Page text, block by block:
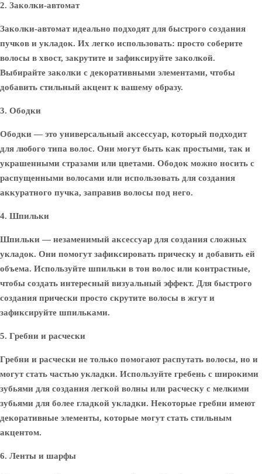
2. Заколки-автомат
Заколки-автомат идеально подходят для быстрого создания
пучков и укладок. Их легко использовать: просто соберите
волосы в хвост, закрутите и зафиксируйте заколкой.
Выбирайте заколки с декоративными элементами, чтобы
добавить стильный акцент к вашему образу.
3. Ободки
Ободки — это универсальный аксессуар, который подходит
для любого типа волос. Они могут быть как простыми, так и
украшенными стразами или цветами. Ободок можно носить с
распущенными волосами или использовать для создания
аккуратного пучка, заправив волосы под него.
4. Шпильки
Шпильки — незаменимый аксессуар для создания сложных
укладок. Они помогут зафиксировать прическу и добавить ей
объема. Используйте шпильки в тон волос или контрастные,
чтобы создать интересный визуальный эффект. Для быстрого
создания прически просто скрутите волосы в жгут и
зафиксируйте шпильками.
5. Гребни и расчески
Гребни и расчески не только помогают распутать волосы, но и
могут стать частью укладки. Используйте гребень с широкими
зубьями для создания легкой волны или расческу с мелкими
зубьями для более гладкой укладки. Некоторые гребни имеют
декоративные элементы, которые могут стать стильным
акцентом.
6. Ленты и шарфы